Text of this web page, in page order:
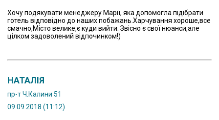
Хочу подякувати менеджеру Марії, яка допомогла підібрати
готель відповідно до наших побажань.Харчування хороше,все
смачно,Місто велике,є куди вийти. Звісно є свої нюанси,але
цілком задоволений відпочинком!)
НАТАЛІЯ
пр-т Ч.Калини 51
09.09.2018 (11:12)